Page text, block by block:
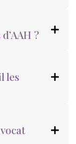
?
les